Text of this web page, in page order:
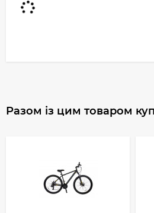
Разом із цим товаром